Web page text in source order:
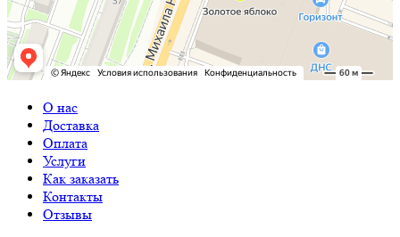
О нас
Доставка
Оплата
Услуги
Как заказать
Контакты
Отзывы